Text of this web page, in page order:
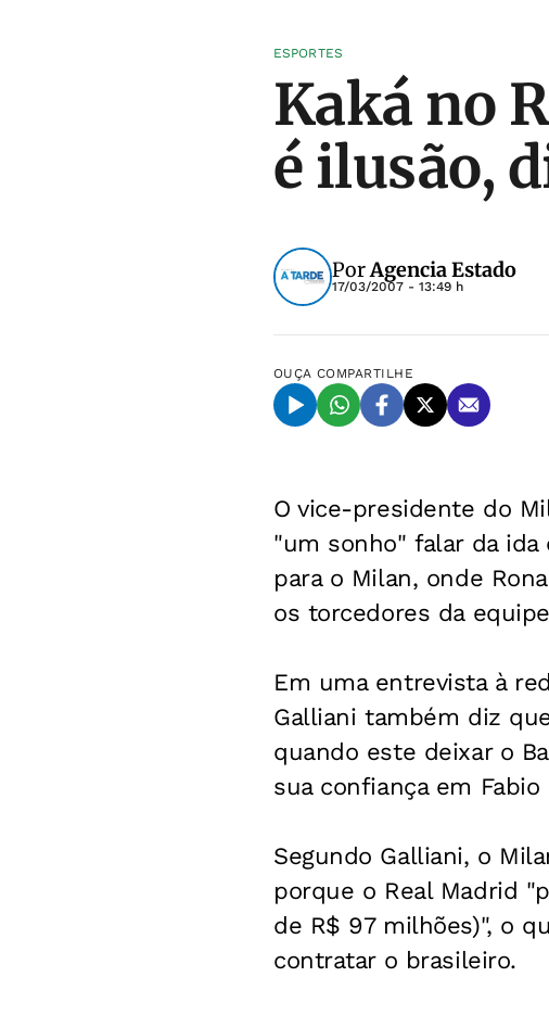
ESPORTES
Kaká no
é ilusão,
PorAgencia Estado
17/03/2007 - 13:49 h
OUÇA COMPARTILHE
O vice-presidente do
"um sonho" falar da ida
para o Milan, onde
os torcedores da
Em uma entrevista à
Galliani também diz
quando este deixar o
sua confiança em Fabio
Segundo Galliani, o
porque o Real Madrid
de R$ 97 milhões)", o
contratar o brasileiro.